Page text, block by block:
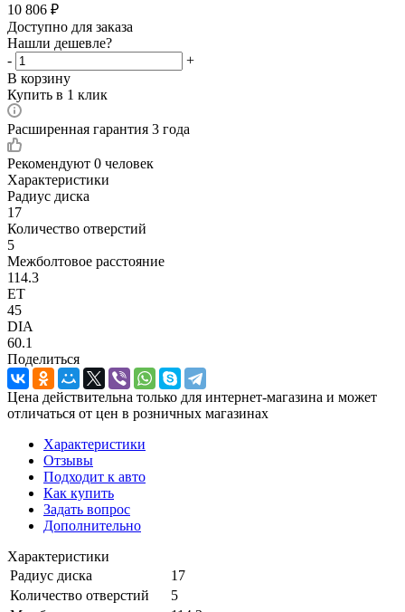
10 806 ₽
Доступно для заказа
Нашли дешевле?
-
+
В корзину
Купить в 1 клик
Расширенная гарантия 3 года
Рекомендуют 0 человек
Характеристики
Радиус диска
17
Количество отверстий
5
Межболтовое расстояние
114.3
ET
45
DIA
60.1
Поделиться
Цена действительна только для интернет-магазина и может
отличаться от цен в розничных магазинах
Характеристики
Отзывы
Подходит к авто
Как купить
Задать вопрос
Дополнительно
Характеристики
Радиус диска
17
Количество отверстий
5